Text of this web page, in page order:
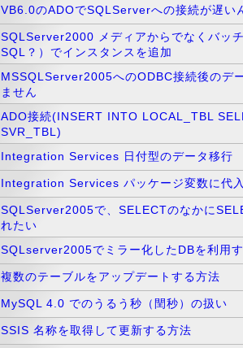
VB6.0のADOでSQLServerへの接続が遅い
SQLServer2000 メディアからでなくバッ
SQL？）でインスタンスを追加
MSSQLServer2005へのODBC接続後のデ
ません
ADO接続(INSERT INTO LOCAL_TBL
SVR_TBL)
Integration Services 日付型のデータ移行
Integration Services パッケージ変数に代
SQLServer2005で、SELECTのなかに
れたい
SQLserver2005でミラー化したDBを利用
複数のテーブルをアップデートする方法
MySQL 4.0 でのうるう秒（閏秒）の扱い
SSIS 名称を取得して更新する方法